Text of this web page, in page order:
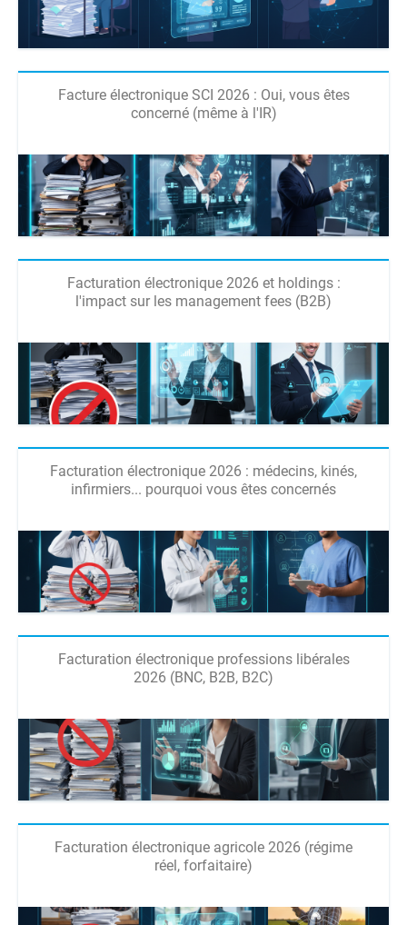
Facture électronique SCI 2026 : Oui, vous êtes
concerné (même à l'IR)
Facturation électronique 2026 et holdings :
l'impact sur les management fees (B2B)
Facturation électronique 2026 : médecins, kinés,
infirmiers... pourquoi vous êtes concernés
Facturation électronique professions libérales
2026 (BNC, B2B, B2C)
Facturation électronique agricole 2026 (régime
réel, forfaitaire)